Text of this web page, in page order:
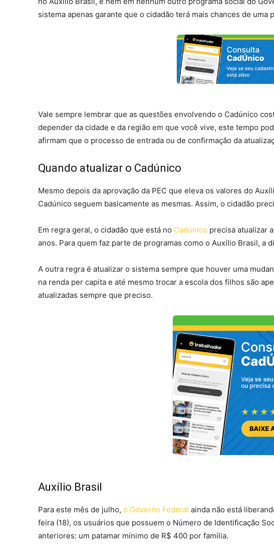
sistema apenas garante que o cidadão terá mais chances de
Vale sempre lembrar que as questões envolvendo o Cadúnico
depender da cidade e da região em que você vive, este tempo
afirmam que o processo de entrada ou de confirmação da
Quando atualizar o Cadúnico
Mesmo depois da aprovação da PEC que eleva os valores do
Cadúnico seguem basicamente as mesmas. Assim, o cidadão
Em regra geral, o cidadão que está no Cadúnico precisa atualizar
anos. Para quem faz parte de programas como o Auxílio Brasil, a
A outra regra é atualizar o sistema sempre que houver uma
na renda per capita e até mesmo trocar a escola dos filhos são
atualizadas sempre que preciso.
Auxílio Brasil
Para este mês de julho, o Governo Federal ainda não está
feira (18), os usuários que possuem o Número de Identificação
anteriores: um patamar mínimo de R$ 400 por família.